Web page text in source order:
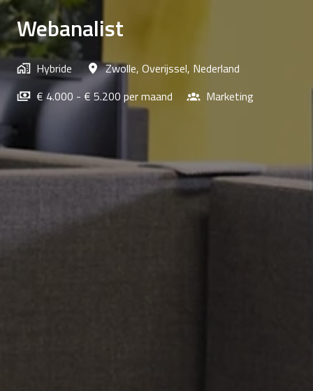
Webanalist
Hybride Zwolle, Overijssel, Nederland
€ 4.000 - € 5.200 per maand
Marketing